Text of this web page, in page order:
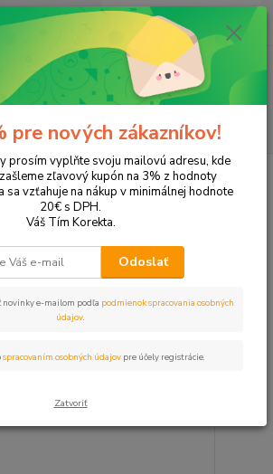
Hľadať
ks
za 0,00 EUR
Etiketovacie kliešte
kliešte
Upresniť parametre
Najdrahšie
Zobrazujem 1-2 z 2
pre nových zákazníkov!
prosím vyplňte svoju mailovú adresu, kde
zľavový kupón na 3% z hodnoty
sa vzťahuje na nákup v minimálnej hodnote
20€ s DPH.
Váš Tím Korekta.
Odoslať
novinky e-mailom podľa podmienok spracovania osobných
údajov.
spracovaním osobných údajov pre účely registrácie.
Zatvoriť